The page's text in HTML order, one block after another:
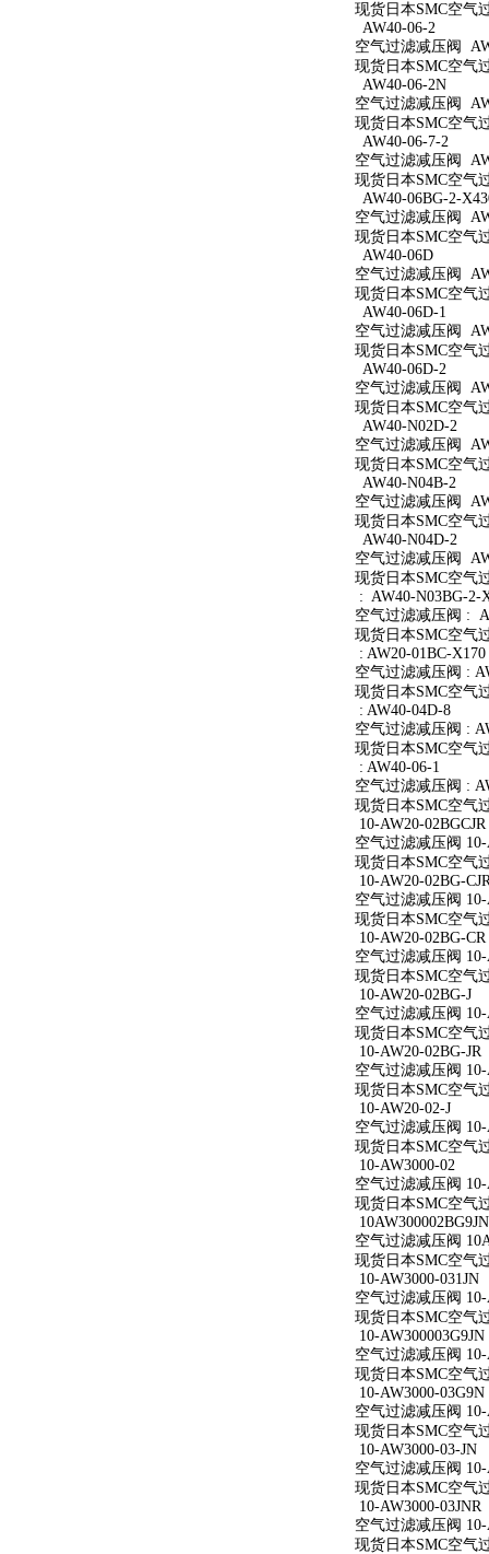
现货日本SMC空气
AW40-06-2
空气过滤减压阀
现货日本SMC空气
AW40-06-2N
空气过滤减压阀
现货日本SMC空气
AW40-06-7-2
空气过滤减压阀
现货日本SMC空气
AW40-06BG-2-
空气过滤减压阀
现货日本SMC空气
AW40-06D
空气过滤减压阀
现货日本SMC空气
AW40-06D-1
空气过滤减压阀
现货日本SMC空气
AW40-06D-2
空气过滤减压阀
现货日本SMC空气
AW40-N02D-2
空气过滤减压阀
现货日本SMC空气
AW40-N04B-2
空气过滤减压阀
现货日本SMC空气
AW40-N04D-2
空气过滤减压阀
现货日本SMC空气
: AW40-N03BG-2-
空气过滤减压阀 :
现货日本SMC空气
: AW20-01BC-X170
空气过滤减压阀 :
现货日本SMC空气
: AW40-04D-8
空气过滤减压阀 :
现货日本SMC空气
: AW40-06-1
空气过滤减压阀 :
现货日本SMC空气
10-AW20-02BGCJR
空气过滤减压阀 10-
现货日本SMC空气
10-AW20-02BG-
空气过滤减压阀 10-
现货日本SMC空气
10-AW20-02BG-CR
空气过滤减压阀 10-
现货日本SMC空气
10-AW20-02BG-J
空气过滤减压阀 10-
现货日本SMC空气
10-AW20-02BG-JR
空气过滤减压阀 10-
现货日本SMC空气
10-AW20-02-J
空气过滤减压阀 10-
现货日本SMC空气
10-AW3000-02
空气过滤减压阀 10-
现货日本SMC空气
10AW300002BG9JN
空气过滤减压阀
现货日本SMC空气
10-AW3000-031JN
空气过滤减压阀 10-
现货日本SMC空气
10-AW300003G9JN
空气过滤减压阀 10-
现货日本SMC空气
10-AW3000-03G9N
空气过滤减压阀 10-
现货日本SMC空气
10-AW3000-03-JN
空气过滤减压阀 10-
现货日本SMC空气
10-AW3000-03JNR
空气过滤减压阀 10-
现货日本SMC空气